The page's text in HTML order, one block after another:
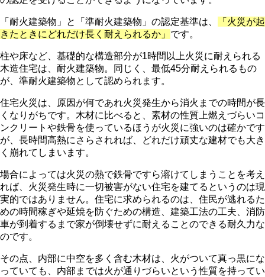
「耐火建築物」と「準耐火建築物」の認定基準は、
「火災が起
きたときにどれだけ長く耐えられるか」 です。
柱や床など、基礎的な構造部分が1時間以上火災に耐えられる
木造住宅は、耐火建築物。同じく、最低45分耐えられるもの
が、準耐火建築物として認められます。
住宅火災は、原因が何であれ火災発生から消火までの時間が長
くなりがちです。木材に比べると、素材の性質上燃えづらいコ
ンクリートや鉄骨を使っているほうが火災に強いのは確かです
が、長時間高熱にさらされれば、どれだけ頑丈な建材でも大き
く崩れてしまいます。
場合によっては火災の熱で鉄骨ですら溶けてしまうことを考え
れば、火災発生時に一切被害がない住宅を建てるというのは現
実的ではありません。住宅に求められるのは、住民が逃れるた
めの時間稼ぎや延焼を防ぐための構造、建築工法の工夫、消防
車が到着するまで家が倒壊せずに耐えることのできる耐久力な
のです。
その点、内部に中空を多く含む木材は、火がついて真っ黒にな
っていても、内部までは火が通りづらいという性質を持ってい